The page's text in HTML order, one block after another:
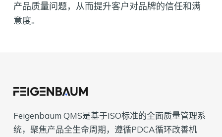
产品质量问题，从而提升客户对品牌的信任和满
意度。
Feigenbaum QMS是基于ISO标准的全面质量管理系
统，聚焦产品全生命周期，遵循PDCA循环改善机